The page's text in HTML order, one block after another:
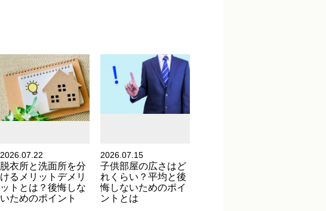
2026.07.22
脱衣所と洗面所を分
けるメリットデメリ
ットとは？後悔しな
いためのポイント
2026.07.15
子供部屋の広さはど
れくらい？平均と後
悔しないためのポイ
ントとは